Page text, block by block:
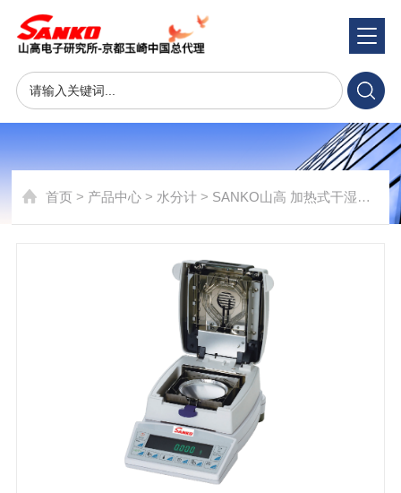
SANKO山高 加热式干湿计MA-120
product
首页 > 产品中心 > 水分计 > SANKO山高 加热式干湿计MA-120